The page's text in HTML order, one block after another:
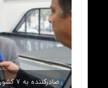
صادرکننده به ۷ کشور منطقه هستیم